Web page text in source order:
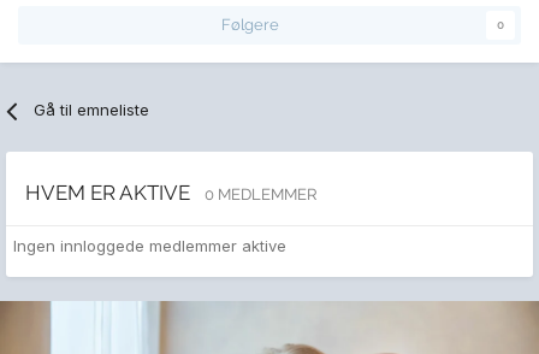
Følgere 0
Gå til emneliste
HVEM ER AKTIVE 0 MEDLEMMER
Ingen innloggede medlemmer aktive